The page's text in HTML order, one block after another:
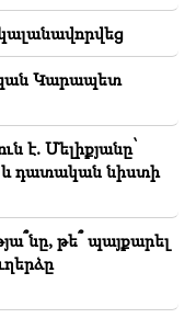
է Արարատի
Կարապետ
Կարապետ
է. Մելիքյանը՝
և դատական նիստի
թե՞ պայքարել